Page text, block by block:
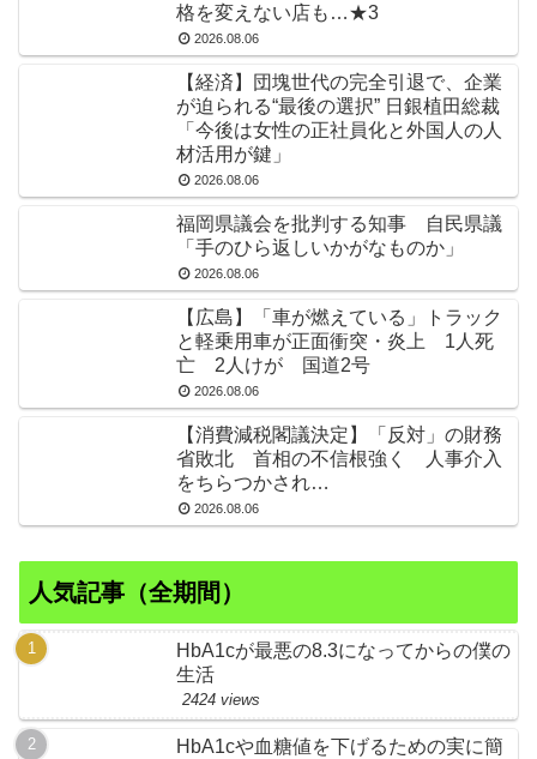
格を変えない店も…★3
2026.08.06
【経済】団塊世代の完全引退で、企業
が迫られる“最後の選択” 日銀植田総裁
「今後は女性の正社員化と外国人の人
材活用が鍵」
2026.08.06
福岡県議会を批判する知事 自民県議
「手のひら返しいかがなものか」
2026.08.06
【広島】「車が燃えている」トラック
と軽乗用車が正面衝突・炎上 1人死
亡 2人けが 国道2号
2026.08.06
【消費減税閣議決定】「反対」の財務
省敗北 首相の不信根強く 人事介入
をちらつかされ…
2026.08.06
人気記事（全期間）
HbA1cが最悪の8.3になってからの僕の
生活
2424 views
HbA1cや血糖値を下げるための実に簡